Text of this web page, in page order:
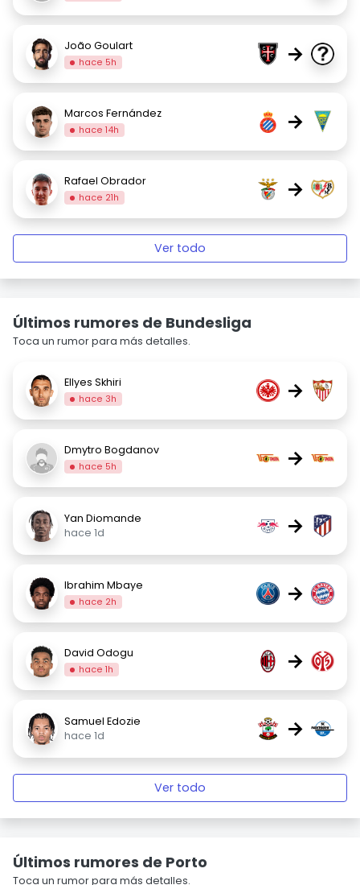
João Goulart
hace 5h →
Marcos Fernández
hace 14h →
Rafael Obrador
hace 21h →
Ver todo
Últimos rumores de Bundesliga
Toca un rumor para más detalles.
Ellyes Skhiri
hace 3h →
Dmytro Bogdanov
hace 5h →
Yan Diomande
hace 1d
→
Ibrahim Mbaye
hace 2h →
David Odogu
hace 1h →
Samuel Edozie
hace 1d
→
Ver todo
Últimos rumores de Porto
Toca un rumor para más detalles.